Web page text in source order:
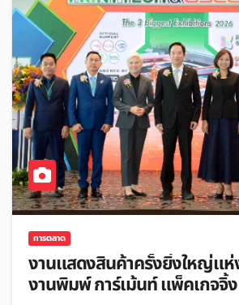
การตลาด
งานแสดงสินค้าครั้งยิ่งใหญ่แห่
งานพิมพ์ การ์เม้นท์ แพ็คเกจจิ้ง